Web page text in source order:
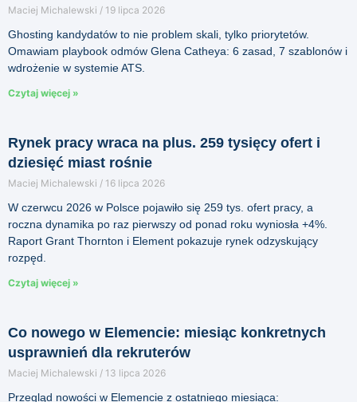
Maciej Michalewski 19 lipca 2026
Ghosting kandydatów to nie problem skali, tylko priorytetów.
Omawiam playbook odmów Glena Catheya: 6 zasad, 7 szablonów i
wdrożenie w systemie ATS.
Czytaj więcej »
Rynek pracy wraca na plus. 259 tysięcy ofert i
dziesięć miast rośnie
Maciej Michalewski 16 lipca 2026
W czerwcu 2026 w Polsce pojawiło się 259 tys. ofert pracy, a
roczna dynamika po raz pierwszy od ponad roku wyniosła +4%.
Raport Grant Thornton i Element pokazuje rynek odzyskujący
rozpęd.
Czytaj więcej »
Co nowego w Elemencie: miesiąc konkretnych
usprawnień dla rekruterów
Maciej Michalewski 13 lipca 2026
Przegląd nowości w Elemencie z ostatniego miesiąca: